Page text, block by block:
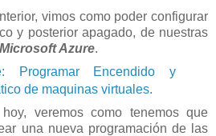
vimos como poder configurar
y posterior apagado, de nuestras
Microsoft Azure.
Programar Encendido y
de maquinas virtuales.
veremos como tenemos que
una nueva programación de las